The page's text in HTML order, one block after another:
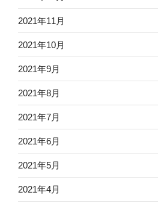
2021年11月
2021年10月
2021年9月
2021年8月
2021年7月
2021年6月
2021年5月
2021年4月